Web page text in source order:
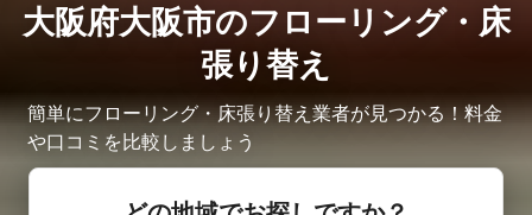
大阪府大阪市のフローリング・床
張り替え
簡単にフローリング・床張り替え業者が見つかる！料金
や口コミを比較しましょう